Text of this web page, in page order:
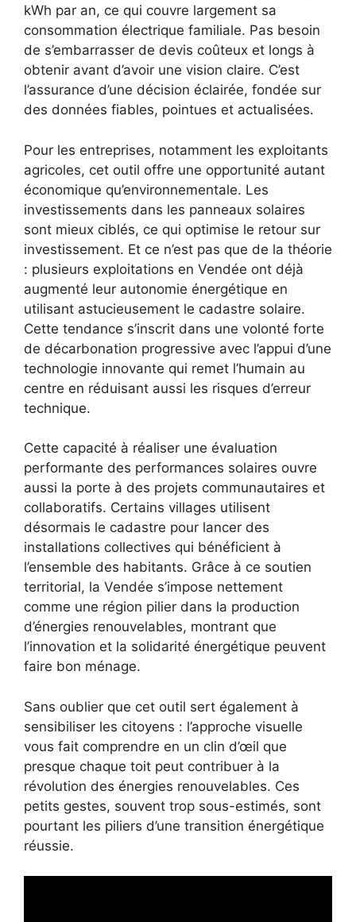
kWh par an, ce qui couvre largement sa
consommation électrique familiale. Pas besoin
de s’embarrasser de devis coûteux et longs à
obtenir avant d’avoir une vision claire. C’est
l’assurance d’une décision éclairée, fondée sur
des données fiables, pointues et actualisées.
Pour les entreprises, notamment les exploitants
agricoles, cet outil offre une opportunité autant
économique qu’environnementale. Les
investissements dans les panneaux solaires
sont mieux ciblés, ce qui optimise le retour sur
investissement. Et ce n’est pas que de la théorie
: plusieurs exploitations en Vendée ont déjà
augmenté leur autonomie énergétique en
utilisant astucieusement le cadastre solaire.
Cette tendance s’inscrit dans une volonté forte
de décarbonation progressive avec l’appui d’une
technologie innovante qui remet l’humain au
centre en réduisant aussi les risques d’erreur
technique.
Cette capacité à réaliser une évaluation
performante des performances solaires ouvre
aussi la porte à des projets communautaires et
collaboratifs. Certains villages utilisent
désormais le cadastre pour lancer des
installations collectives qui bénéficient à
l’ensemble des habitants. Grâce à ce soutien
territorial, la Vendée s’impose nettement
comme une région pilier dans la production
d’énergies renouvelables, montrant que
l’innovation et la solidarité énergétique peuvent
faire bon ménage.
Sans oublier que cet outil sert également à
sensibiliser les citoyens : l’approche visuelle
vous fait comprendre en un clin d’œil que
presque chaque toit peut contribuer à la
révolution des énergies renouvelables. Ces
petits gestes, souvent trop sous-estimés, sont
pourtant les piliers d’une transition énergétique
réussie.